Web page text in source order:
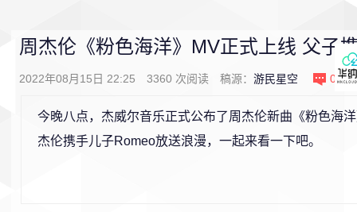
周杰伦《粉色海洋》MV正式上线 父子
2022年08月15日 22:25 3360 次阅读 稿源： 游民星空 0条
今晚八点，杰威尔音乐正式公布了周杰伦新曲《粉色海
杰伦携手儿子Romeo放送浪漫，一起来看一下吧。